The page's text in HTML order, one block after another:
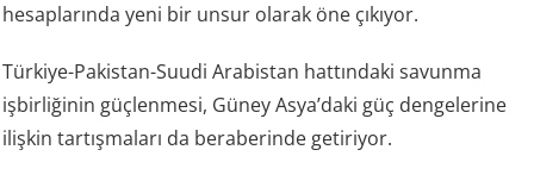
hesaplarında yeni bir unsur olarak öne çıkıyor.
Türkiye-Pakistan-Suudi Arabistan hattındaki savunma
işbirliğinin güçlenmesi, Güney Asya’daki güç dengelerine
ilişkin tartışmaları da beraberinde getiriyor.